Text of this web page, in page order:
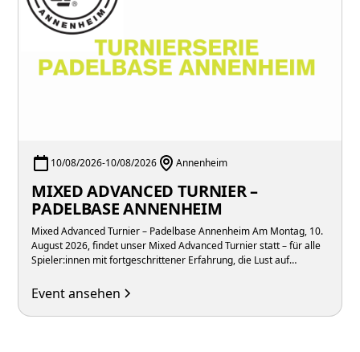
10/08/2026-10/08/2026 Annenheim
MIXED ADVANCED TURNIER –
PADELBASE ANNENHEIM
Mixed Advanced Turnier – Padelbase Annenheim Am Montag, 10.
August 2026, findet unser Mixed Advanced Turnier statt – für alle
Spieler:innen mit fortgeschrittener Erfahrung, die Lust auf
Event ansehen